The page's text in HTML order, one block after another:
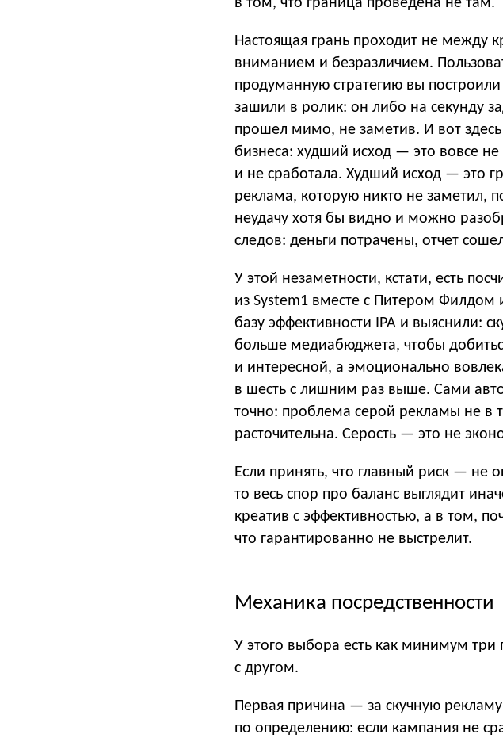
в том, что граница проведена не там.
Настоящая грань проходит не между
вниманием и безразличием.
продуманную стратегию вы
зашили в ролик: он либо на секунду
прошел мимо, не заметив. И вот
бизнеса: худший исход — это вовсе
и не сработала. Худший исход — это
реклама, которую никто не заметил,
неудачу хотя бы видно и можно
следов: деньги потрачены, отчет
У этой незаметности, кстати, есть
из System1 вместе с Питером
базу эффективности IPA и выяснили:
больше медиабюджета, чтобы
и интересной, а эмоционально
в шесть с лишним раз выше. Сами
точно: проблема серой рекламы не в
расточительна. Серость — это не
Если принять, что главный риск — не
то весь спор про баланс выглядит
креатив с эффективностью, а в том,
что гарантированно не выстрелит.
Механика посредственности
У этого выбора есть как минимум
с другом.
Первая причина — за скучную
по определению: если кампания не